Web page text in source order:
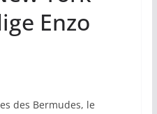
Enzo
des Bermudes, le